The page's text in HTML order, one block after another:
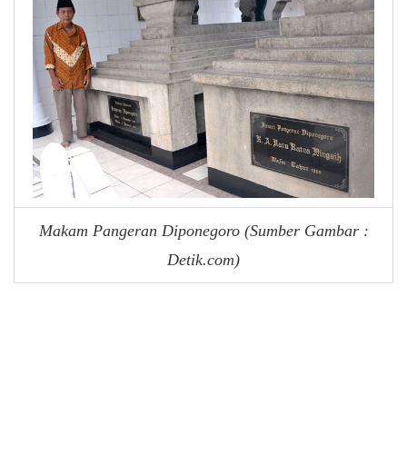
Makam Pangeran Diponegoro (Sumber Gambar :
Detik.com)